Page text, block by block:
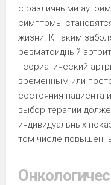
с различными
симптомы
жизни. К таким
ревматоидный
псориатический
временным или
состояния пациента
выбор терапии
индивидуальных
том числе